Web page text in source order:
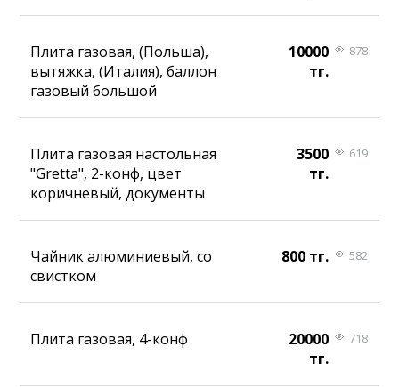
Плита газовая, (Польша),
вытяжка, (Италия), баллон
газовый большой
10000
тг.
878
Плита газовая настольная
"Gretta", 2-конф, цвет
коричневый, документы
3500
тг.
619
Чайник алюминиевый, со
свистком
800 тг. 582
Плита газовая, 4-конф
20000
тг.
718